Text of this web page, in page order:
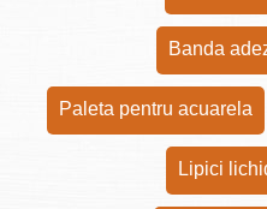
Banda
Paleta pentru acuarela
Lipici